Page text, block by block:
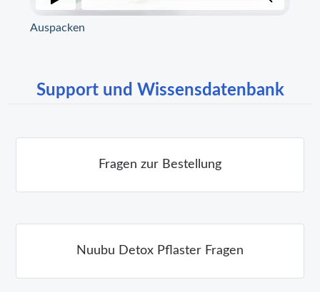
Auspacken
Support und Wissensdatenbank
Fragen zur Bestellung
Nuubu Detox Pflaster Fragen